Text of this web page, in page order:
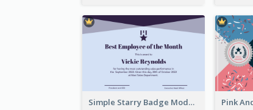
Simple Starry Badge Modern Certificate Design